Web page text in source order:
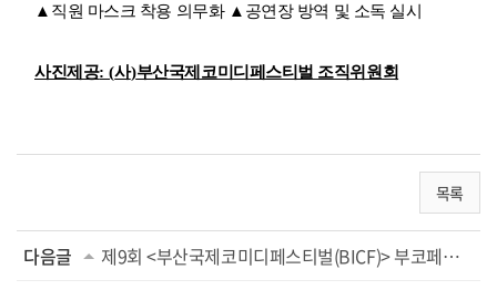
▲ 직원 마스크 착용 의무화 ▲ 공연장 방역 및 소독 실시
사진제공: (사)부산국제코미디페스티벌 조직위원회
목록
다음글
제9회 <부산국제코미디페스티벌(BICF)> 부코페의 입담 ‘썰빵’ ‘코미디헤이븐쇼’ ‘서울메...